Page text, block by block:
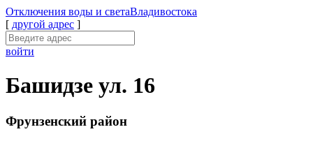
Отключения воды и светаВладивостока
[ другой адрес ]
войти
Башидзе ул. 16
Фрунзенский район